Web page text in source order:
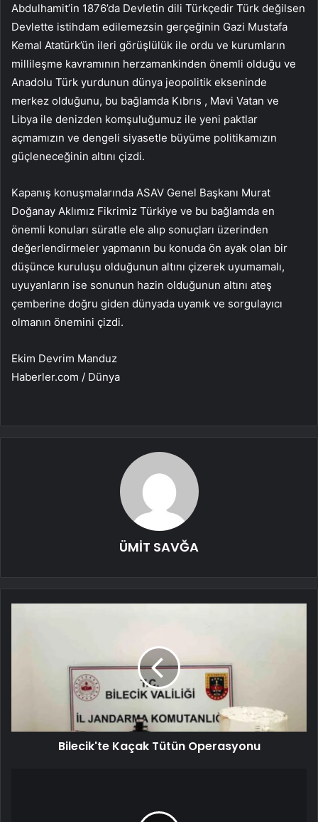
Abdulhamit’in 1876’da Devletin dili Türkçedir Türk değilsen
Devlette istihdam edilemezsin gerçeğinin Gazi Mustafa
Kemal Atatürk’ün ileri görüşlülük ile ordu ve kurumların
millileşme kavramının herzamankinden önemli olduğu ve
Anadolu Türk yurdunun dünya jeopolitik ekseninde
merkez olduğunu, bu bağlamda Kıbrıs , Mavi Vatan ve
Libya ile denizden komşuluğumuz ile yeni paktlar
açmamızın ve dengeli siyasetle büyüme politikamızın
güçleneceğinin altını çizdi.
Kapanış konuşmalarında ASAV Genel Başkanı Murat
Doğanay Aklımız Fikrimiz Türkiye ve bu bağlamda en
önemli konuları süratle ele alıp sonuçları üzerinden
değerlendirmeler yapmanın bu konuda ön ayak olan bir
düşünce kuruluşu olduğunun altını çizerek uyumamalı,
uyuyanların ise sonunun hazin olduğunun altını ateş
çemberine doğru giden dünyada uyanık ve sorgulayıcı
olmanın önemini çizdi.
Ekim Devrim Manduz
Haberler.com / Dünya
ÜMİT SAVĞA
Bilecik'te Kaçak Tütün Operasyonu